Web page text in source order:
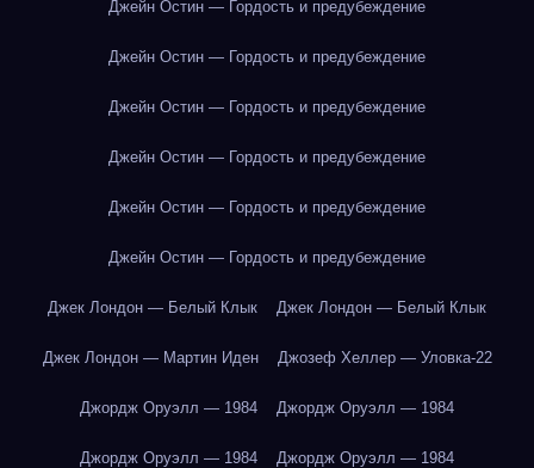
Джейн Остин — Гордость и предубеждение
Джейн Остин — Гордость и предубеждение
Джейн Остин — Гордость и предубеждение
Джейн Остин — Гордость и предубеждение
Джейн Остин — Гордость и предубеждение
Джейн Остин — Гордость и предубеждение
Джек Лондон — Белый Клык Джек Лондон — Белый Клык
Джек Лондон — Мартин Иден Джозеф Хеллер — Уловка-22
Джордж Оруэлл — 1984 Джордж Оруэлл — 1984
Джордж Оруэлл — 1984 Джордж Оруэлл — 1984